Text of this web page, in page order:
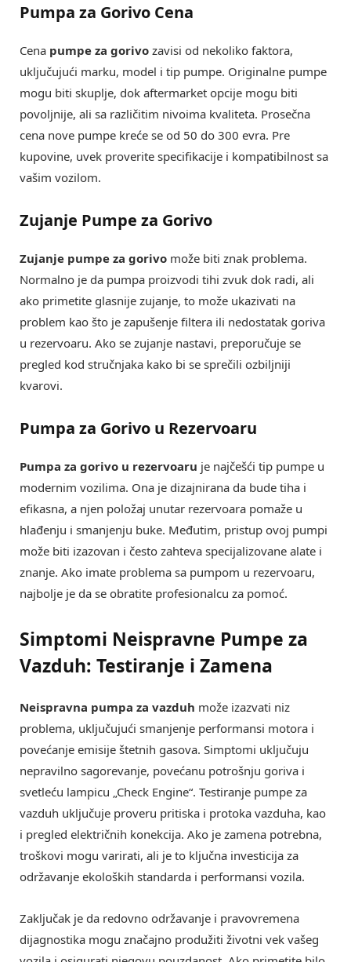
Pumpa za Gorivo Cena
Cena pumpe za gorivo zavisi od nekoliko faktora,
uključujući marku, model i tip pumpe. Originalne pumpe
mogu biti skuplje, dok aftermarket opcije mogu biti
povoljnije, ali sa različitim nivoima kvaliteta. Prosečna
cena nove pumpe kreće se od 50 do 300 evra. Pre
kupovine, uvek proverite specifikacije i kompatibilnost sa
vašim vozilom.
Zujanje Pumpe za Gorivo
Zujanje pumpe za gorivo može biti znak problema.
Normalno je da pumpa proizvodi tihi zvuk dok radi, ali
ako primetite glasnije zujanje, to može ukazivati na
problem kao što je zapušenje filtera ili nedostatak goriva
u rezervoaru. Ako se zujanje nastavi, preporučuje se
pregled kod stručnjaka kako bi se sprečili ozbiljniji
kvarovi.
Pumpa za Gorivo u Rezervoaru
Pumpa za gorivo u rezervoaru je najčešći tip pumpe u
modernim vozilima. Ona je dizajnirana da bude tiha i
efikasna, a njen položaj unutar rezervoara pomaže u
hlađenju i smanjenju buke. Međutim, pristup ovoj pumpi
može biti izazovan i često zahteva specijalizovane alate i
znanje. Ako imate problema sa pumpom u rezervoaru,
najbolje je da se obratite profesionalcu za pomoć.
Simptomi Neispravne Pumpe za
Vazduh: Testiranje i Zamena
Neispravna pumpa za vazduh može izazvati niz
problema, uključujući smanjenje performansi motora i
povećanje emisije štetnih gasova. Simptomi uključuju
nepravilno sagorevanje, povećanu potrošnju goriva i
svetleću lampicu „Check Engine“. Testiranje pumpe za
vazduh uključuje proveru pritiska i protoka vazduha, kao
i pregled električnih konekcija. Ako je zamena potrebna,
troškovi mogu varirati, ali je to ključna investicija za
održavanje ekoloških standarda i performansi vozila.
Zaključak je da redovno održavanje i pravovremena
dijagnostika mogu značajno produžiti životni vek vašeg